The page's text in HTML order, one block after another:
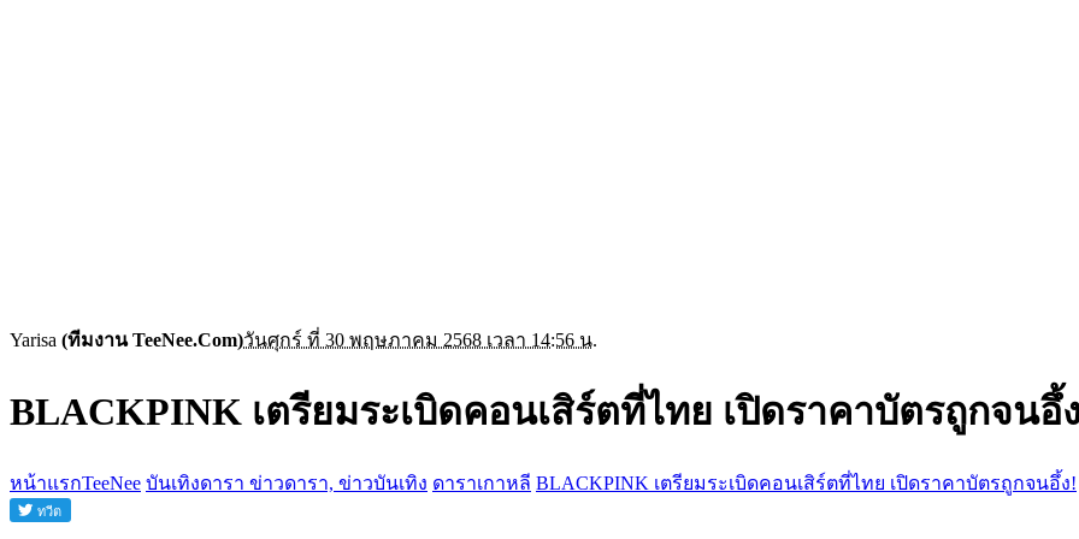
Yarisa (ทีมงาน TeeNee.Com)วันศุกร์ ที่ 30 พฤษภาคม 2568 เวลา 14:56 น.
BLACKPINK เตรียมระเบิดคอนเสิร์ตที่ไทย เปิดราคาบัตรถูกจนอึ้
หน้าแรกTeeNee บันเทิงดารา ข่าวดารา, ข่าวบันเทิง ดาราเกาหลี BLACKPINK เตรียมระเบิดคอนเสิร์ตที่ไทย เปิดราคาบัตรถูกจนอึ้ง!